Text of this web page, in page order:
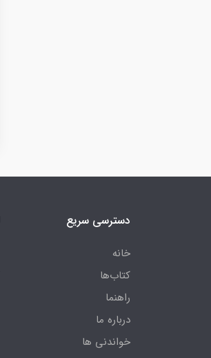
دسترسی سریع
خانه
کتاب‌ها
راهنما
درباره ما
خواندنی ها